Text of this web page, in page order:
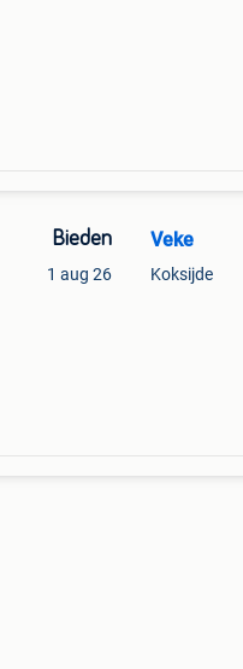
Bieden
1 aug 26
Veke
Koksijde